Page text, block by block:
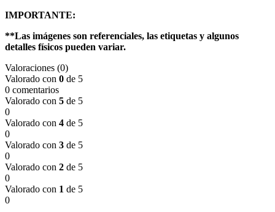
IMPORTANTE:
**Las imágenes son referenciales, las etiquetas y algunos
detalles físicos pueden variar.
Valoraciones (0)
Valorado con 0 de 5
0 comentarios
Valorado con 5 de 5
0
Valorado con 4 de 5
0
Valorado con 3 de 5
0
Valorado con 2 de 5
0
Valorado con 1 de 5
0